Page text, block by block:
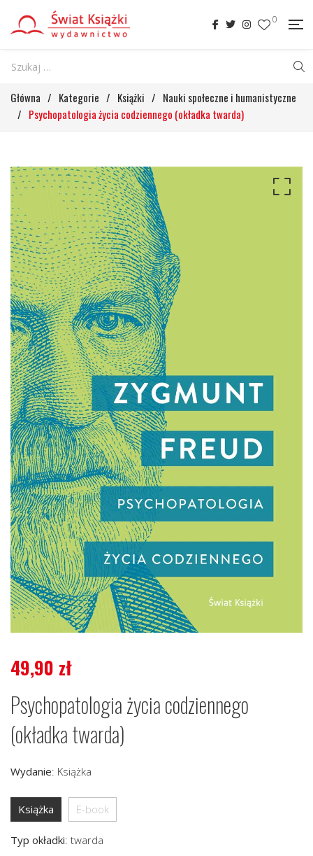
0
Główna / Kategorie / Książki / Nauki społeczne i humanistyczne
/ Psychopatologia życia codziennego (okładka twarda)
49,90 zł
Psychopatologia życia codziennego
(okładka twarda)
Wydanie: Książka
Książka E-book
Typ okładki: twarda